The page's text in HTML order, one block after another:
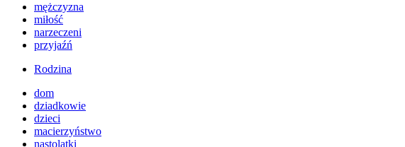
mężczyzna
miłość
narzeczeni
przyjaźń
Rodzina
dom
dziadkowie
dzieci
macierzyństwo
nastolatki